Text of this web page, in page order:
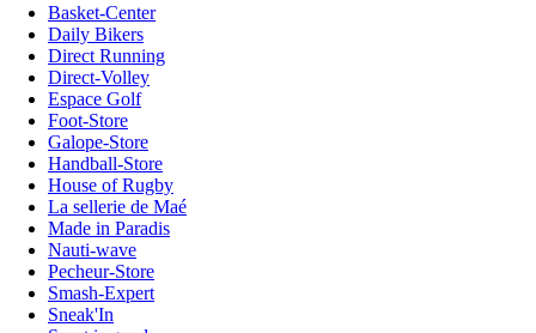
Basket-Center
Daily Bikers
Direct Running
Direct-Volley
Espace Golf
Foot-Store
Galope-Store
Handball-Store
House of Rugby
La sellerie de Maé
Made in Paradis
Nauti-wave
Pecheur-Store
Smash-Expert
Sneak'In